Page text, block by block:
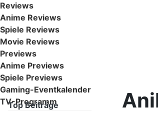
Reviews
Anime Reviews
Spiele Reviews
Movie Reviews
Previews
Anime Previews
Spiele Previews
Gaming-Eventkalender
TV-Programm
Top Beiträge